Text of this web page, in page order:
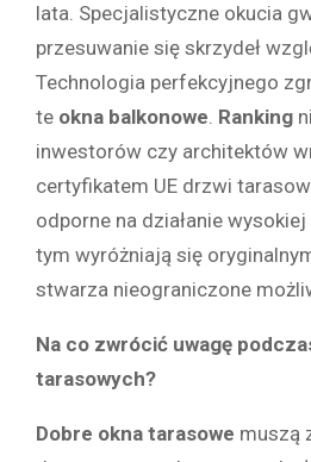
lata. Specjalistyczne okucia
przesuwanie się skrzydeł
Technologia perfekcyjnego
te okna balkonowe. Ranking
inwestorów czy architektów
certyfikatem UE drzwi
odporne na działanie
tym wyróżniają się
stwarza nieograniczone
Na co zwrócić uwagę
tarasowych?
Dobre okna tarasowe muszą